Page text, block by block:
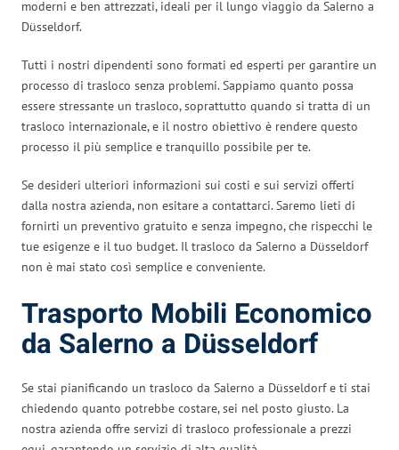
moderni e ben attrezzati, ideali per il lungo viaggio da Salerno a
Düsseldorf.
Tutti i nostri dipendenti sono formati ed esperti per garantire un
processo di trasloco senza problemi. Sappiamo quanto possa
essere stressante un trasloco, soprattutto quando si tratta di un
trasloco internazionale, e il nostro obiettivo è rendere questo
processo il più semplice e tranquillo possibile per te.
Se desideri ulteriori informazioni sui costi e sui servizi offerti
dalla nostra azienda, non esitare a contattarci. Saremo lieti di
fornirti un preventivo gratuito e senza impegno, che rispecchi le
tue esigenze e il tuo budget. Il trasloco da Salerno a Düsseldorf
non è mai stato così semplice e conveniente.
Trasporto Mobili Economico
da Salerno a Düsseldorf
Se stai pianificando un trasloco da Salerno a Düsseldorf e ti stai
chiedendo quanto potrebbe costare, sei nel posto giusto. La
nostra azienda offre servizi di trasloco professionale a prezzi